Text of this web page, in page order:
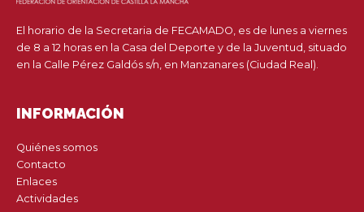
El horario de la Secretaria de FECAMADO, es de lunes a viernes
de 8 a 12 horas en la Casa del Deporte y de la Juventud, situado
en la Calle Pérez Galdós s/n, en Manzanares (Ciudad Real).
INFORMACIÓN
Quiénes somos
Contacto
Enlaces
Actividades